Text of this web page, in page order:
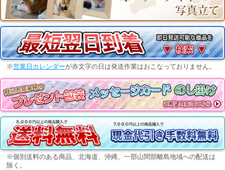
※営業日カレンダーが赤文字の日は発送作業はおこなっておりません。
※個別送料のある商品、北海道、沖縄、一部山間部離島地域への配送は
除く。